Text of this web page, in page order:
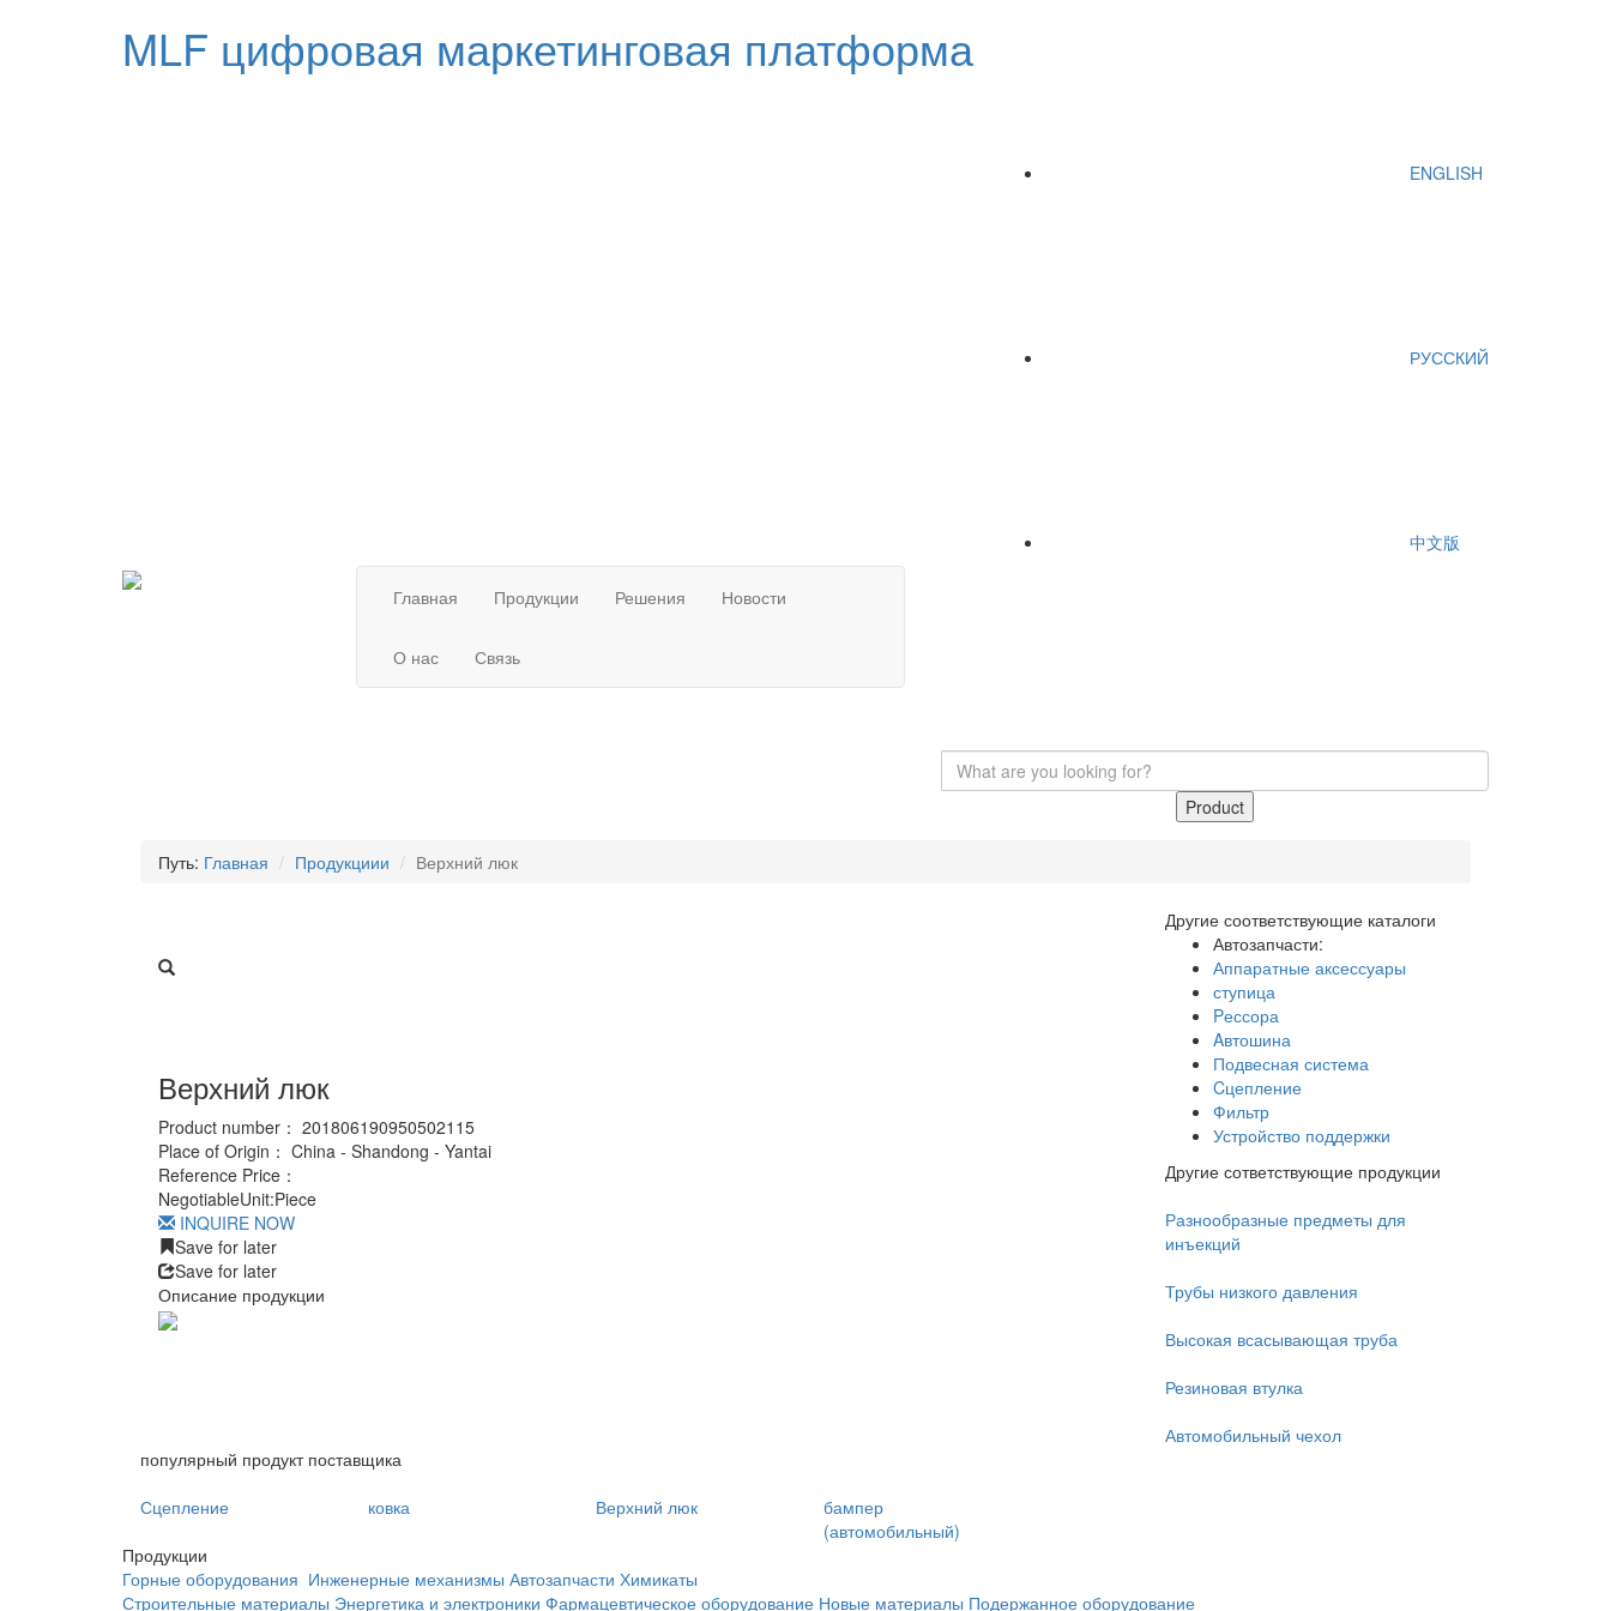
MLF цифровая маркетинговая платформа
ENGLISH
РУССКИЙ
中文版
Главная Продукции Решения Новости
О нас Связь
Product
Путь: Главная Продукциии Верхний люк
Верхний люк
Product number： 201806190950502115
Place of Origin： China - Shandong - Yantai
Reference Price：
NegotiableUnit:Piece
INQUIRE NOW
Save for later
Save for later
Описание продукции
Другие соответствующие каталоги
Автозапчасти:
Аппаратные аксессуары
ступица
Pессора
Aвтошина
Подвесная система
Cцепление
Фильтр
Устройство поддержки
Другие сответствующие продукции
Разнообразные предметы для
инъекций
Трубы низкого давления
Высокая всасывающая труба
Резиновая втулка
Автомобильный чехол
популярный продукт поставщика
Сцепление
ковка Верхний люк
бампер
(автомобильный)
Продукции
Горные оборудования Инженерные механизмы Автозапчасти Химикаты
Строительные материалы Энергетика и электроники Фармацевтическое оборудование Новые материалы Подержанное оборудование